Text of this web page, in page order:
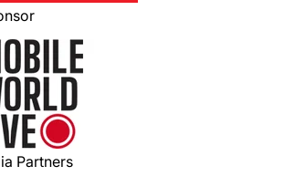
Partners